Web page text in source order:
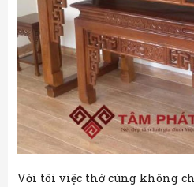
Với tôi việc thờ cúng không